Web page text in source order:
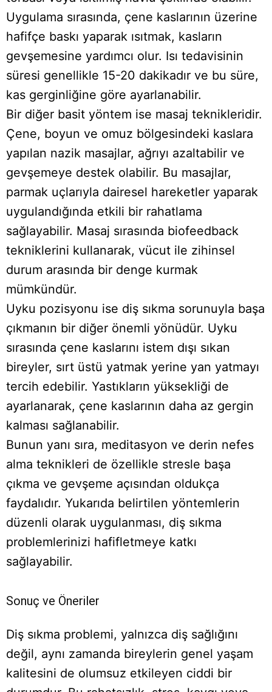
Uygulama sırasında, çene kaslarının üzerine
hafifçe baskı yaparak ısıtmak, kasların
gevşemesine yardımcı olur. Isı tedavisinin
süresi genellikle 15-20 dakikadır ve bu süre,
kas gerginliğine göre ayarlanabilir.
Bir diğer basit yöntem ise masaj teknikleridir.
Çene, boyun ve omuz bölgesindeki kaslara
yapılan nazik masajlar, ağrıyı azaltabilir ve
gevşemeye destek olabilir. Bu masajlar,
parmak uçlarıyla dairesel hareketler yaparak
uygulandığında etkili bir rahatlama
sağlayabilir. Masaj sırasında biofeedback
tekniklerini kullanarak, vücut ile zihinsel
durum arasında bir denge kurmak
mümkündür.
Uyku pozisyonu ise diş sıkma sorunuyla başa
çıkmanın bir diğer önemli yönüdür. Uyku
sırasında çene kaslarını istem dışı sıkan
bireyler, sırt üstü yatmak yerine yan yatmayı
tercih edebilir. Yastıkların yüksekliği de
ayarlanarak, çene kaslarının daha az gergin
kalması sağlanabilir.
Bunun yanı sıra, meditasyon ve derin nefes
alma teknikleri de özellikle stresle başa
çıkma ve gevşeme açısından oldukça
faydalıdır. Yukarıda belirtilen yöntemlerin
düzenli olarak uygulanması, diş sıkma
problemlerinizi hafifletmeye katkı
sağlayabilir.
Sonuç ve Öneriler
Diş sıkma problemi, yalnızca diş sağlığını
değil, aynı zamanda bireylerin genel yaşam
kalitesini de olumsuz etkileyen ciddi bir